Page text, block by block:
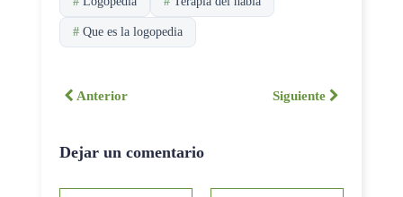
# Que es la logopedia
Anterior Siguiente
Dejar un comentario